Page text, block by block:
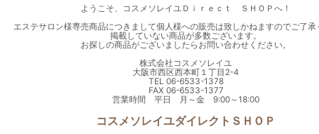
ようこそ、コスメソレイユＤｉｒｅｃｔ ＳＨＯＰへ！
エステサロン様専売商品につきまして個人様への販売は致しかねますのでご了承
掲載していない商品が多数ございます。
お探しの商品がございましたらお問い合わせください。
株式会社コスメソレイユ
大阪市西区西本町１丁目2-4
TEL 06-6533-1378
FAX 06-6533-1377
営業時間 平日 月～金 9:00～18:00
コスメソレイユダイレクトＳＨＯＰ